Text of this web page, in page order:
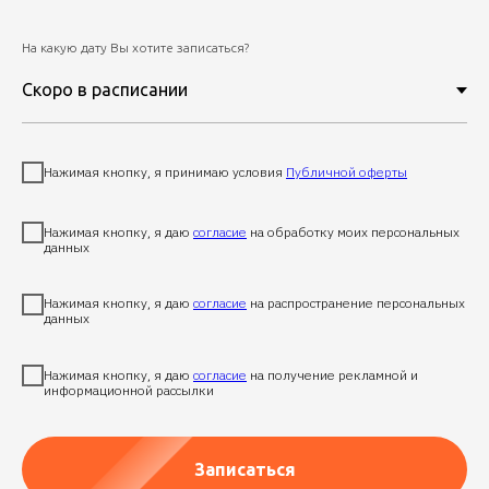
На какую дату Вы хотите записаться?
Нажимая кнопку, я принимаю условия Публичной оферты
Нажимая кнопку, я даю согласие на обработку моих персональных
данных
Нажимая кнопку, я даю согласие на распространение персональных
данных
Нажимая кнопку, я даю согласие на получение рекламной и
информационной рассылки
Записаться